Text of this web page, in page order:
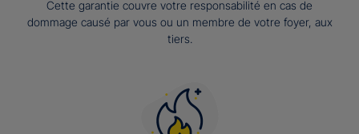
Cette garantie couvre votre responsabilité en cas de
dommage causé par vous ou un membre de votre foyer, aux
tiers.